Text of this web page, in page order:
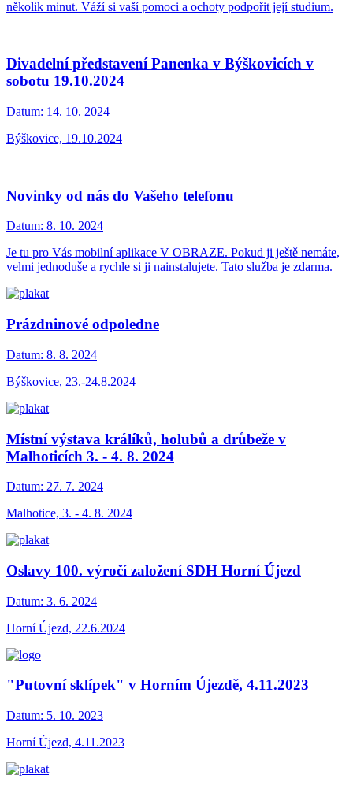
několik minut. Váží si vaší pomoci a ochoty podpořit její studium.
Divadelní představení Panenka v Býškovicích v
sobotu 19.10.2024
Datum: 14. 10. 2024
Býškovice, 19.10.2024
Novinky od nás do Vašeho telefonu
Datum: 8. 10. 2024
Je tu pro Vás mobilní aplikace V OBRAZE. Pokud ji ještě nemáte,
velmi jednoduše a rychle si ji nainstalujete. Tato služba je zdarma.
Prázdninové odpoledne
Datum: 8. 8. 2024
Býškovice, 23.-24.8.2024
Místní výstava králíků, holubů a drůbeže v
Malhoticích 3. - 4. 8. 2024
Datum: 27. 7. 2024
Malhotice, 3. - 4. 8. 2024
Oslavy 100. výročí založení SDH Horní Újezd
Datum: 3. 6. 2024
Horní Újezd, 22.6.2024
"Putovní sklípek" v Horním Újezdě, 4.11.2023
Datum: 5. 10. 2023
Horní Újezd, 4.11.2023